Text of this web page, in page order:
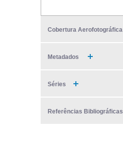
Cobertura Aerofotográfica
Metadados
Séries
Referências Bibliográficas